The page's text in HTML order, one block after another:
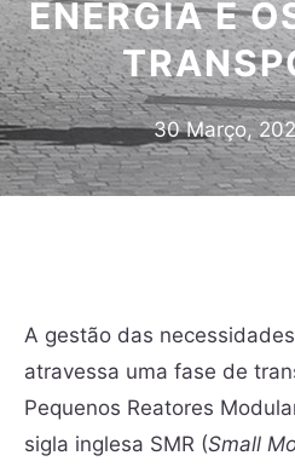
ENERGIA E
30 Março,
A gestão das
atravessa uma fase de
Pequenos Reatores
sigla inglesa SMR (Small